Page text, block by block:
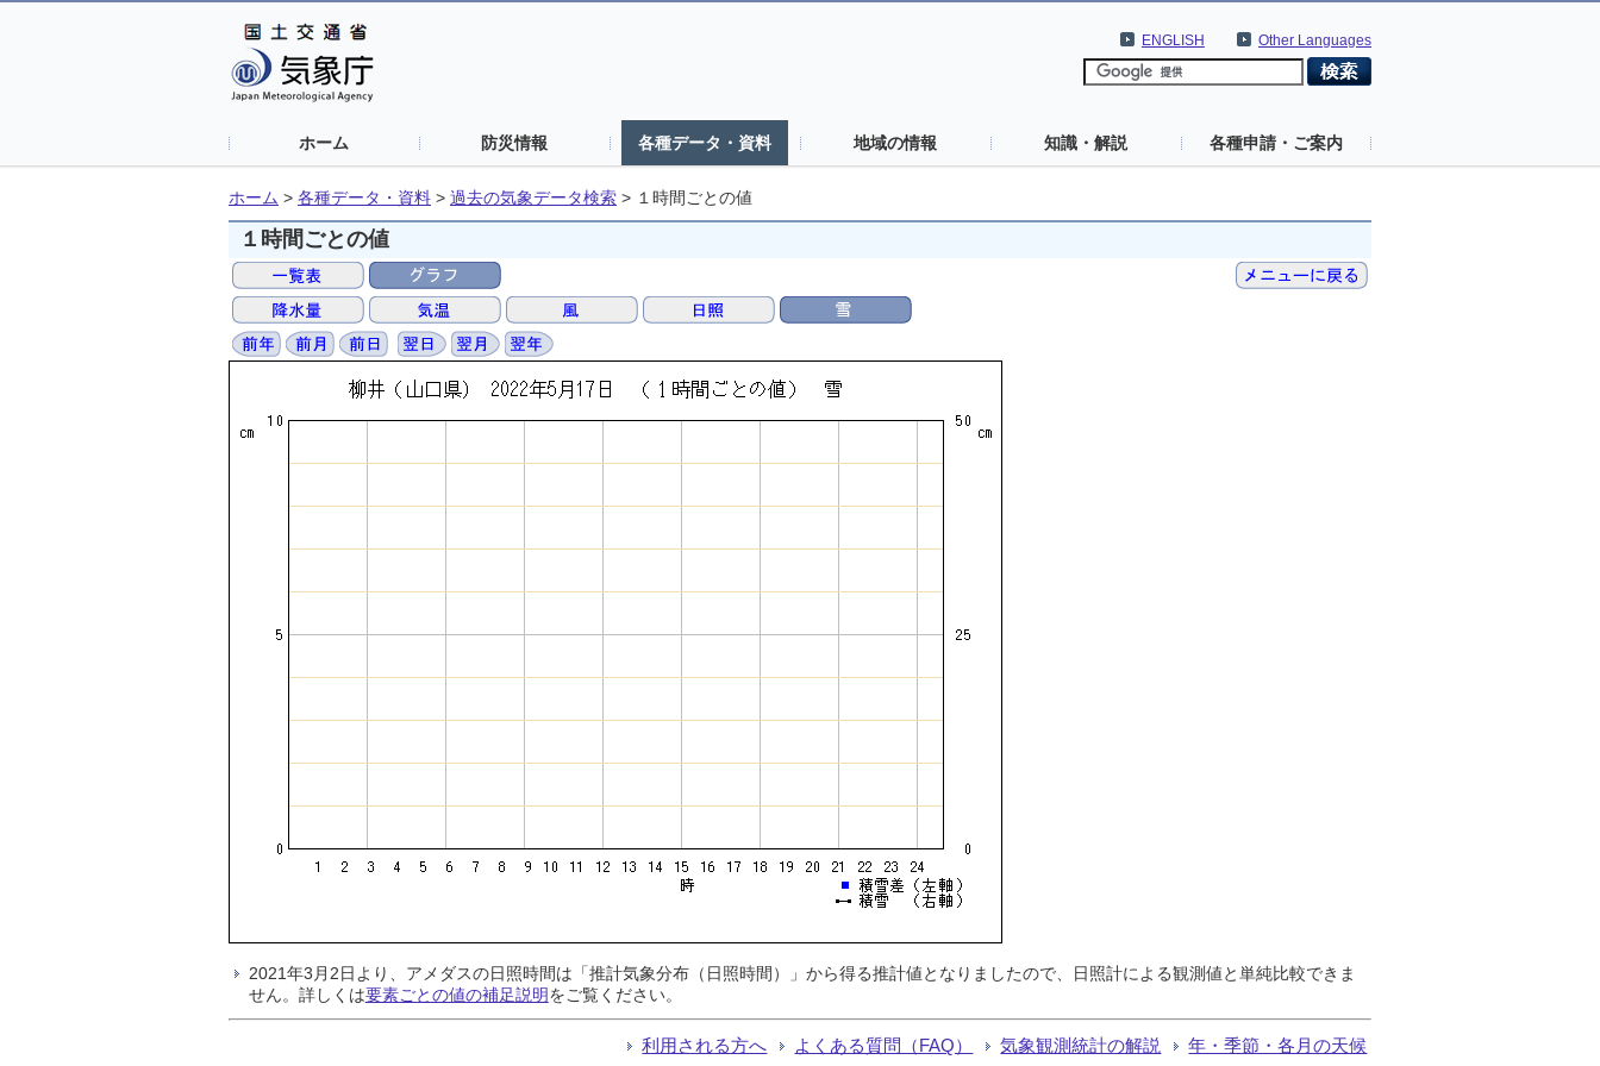
Other Languages
ENGLISH
ホーム 防災情報 各種データ・資料 地域の情報 知識・解説 各種申請・ご案内
ホーム > 各種データ・資料 > 過去の気象データ検索 > １時間ごとの値
１時間ごとの値
2021年3月2日より、アメダスの日照時間は「推計気象分布（日照時間）」から得る推計値となりましたので、日照計による観測値と単純比較できま
せん。詳しくは要素ごとの値の補足説明をご覧ください。
利用される方へ よくある質問（FAQ） 気象観測統計の解説 年・季節・各月の天候